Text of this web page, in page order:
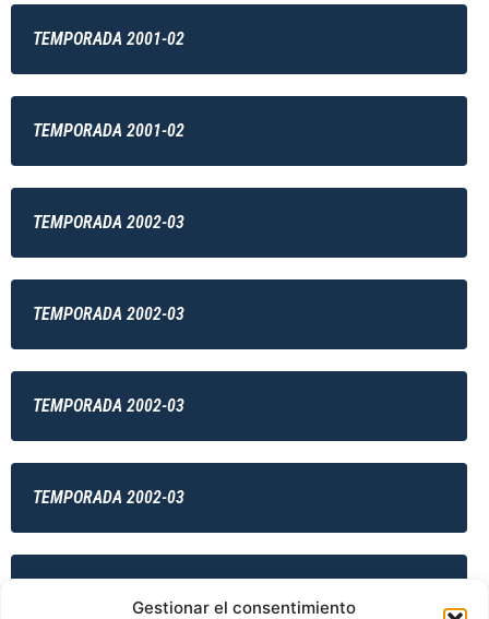
Gestionar el consentimiento
TEMPORADA 2001-02
TEMPORADA 2001-02
TEMPORADA 2002-03
TEMPORADA 2002-03
TEMPORADA 2002-03
TEMPORADA 2002-03